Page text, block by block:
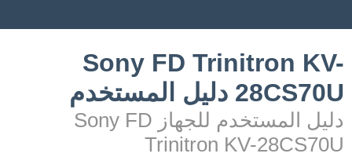
Sony FD Trinitron KV-
28CS70U دليل المستخدم
دليل المستخدم للجهاز Sony FD
Trinitron KV-28CS70U